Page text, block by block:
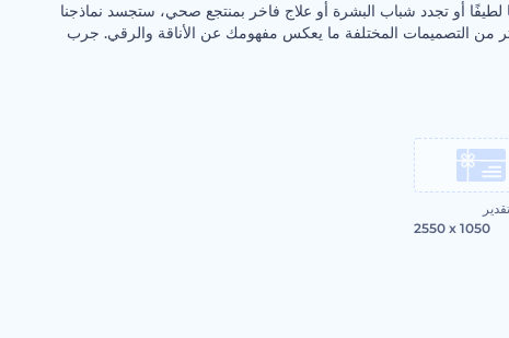
لطيفًا أو تجدد شباب البشرة أو علاج فاخر بمنتجع صحي، ستجسد نماذجنا
من التصميمات المختلفة ما يعكس مفهومك عن الأناقة والرقي. جرب
2550 x 1050